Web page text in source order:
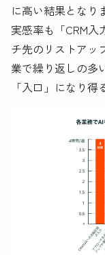
に高い結果となり
実感率も「CRM入
チ先のリストアッ
業で繰り返しの多
「入口」になり得